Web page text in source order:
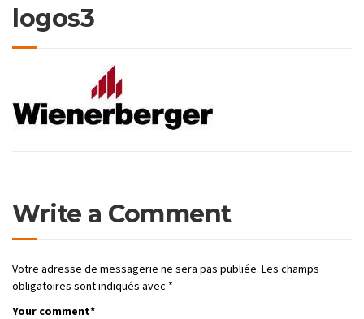
logos3
Write a Comment
Votre adresse de messagerie ne sera pas publiée. Les champs
obligatoires sont indiqués avec *
Your comment*